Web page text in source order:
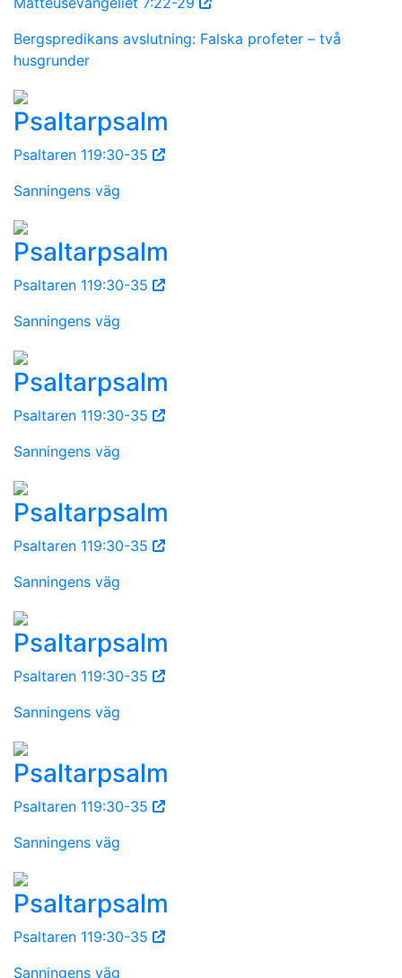
Bergspredikans avslutning: Falska profeter – två
husgrunder
Psaltarpsalm
Psaltaren 119:30-35
Sanningens väg
Psaltarpsalm
Psaltaren 119:30-35
Sanningens väg
Psaltarpsalm
Psaltaren 119:30-35
Sanningens väg
Psaltarpsalm
Psaltaren 119:30-35
Sanningens väg
Psaltarpsalm
Psaltaren 119:30-35
Sanningens väg
Psaltarpsalm
Psaltaren 119:30-35
Sanningens väg
Psaltarpsalm
Psaltaren 119:30-35
Sanningens väg